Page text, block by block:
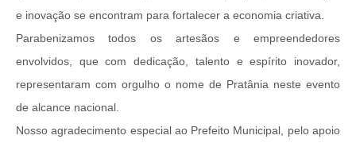
e inovação se encontram para fortalecer a economia criativa.
Parabenizamos todos os artesãos e empreendedores
envolvidos, que com dedicação, talento e espírito inovador,
representaram com orgulho o nome de Pratânia neste evento
de alcance nacional.
Nosso agradecimento especial ao Prefeito Municipal, pelo apoio